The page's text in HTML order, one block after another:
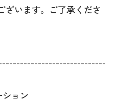
ざいます。ご了承くださ
ョン